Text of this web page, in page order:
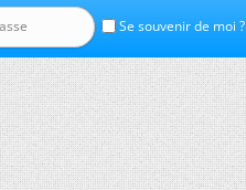
Se souvenir de moi ?